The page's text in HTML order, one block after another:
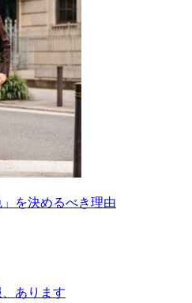
を決めるべき理由
あります